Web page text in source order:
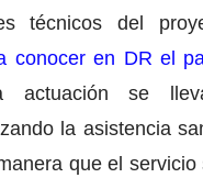
técnicos del
conocer en DR el
actuación se
la asistencia
que el servicio